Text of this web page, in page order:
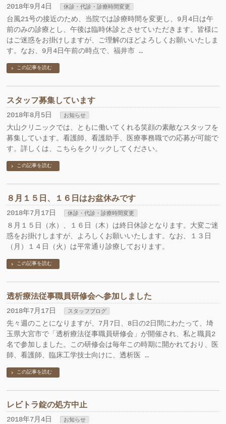
2018年9月4日 休診・代診・診療時間変更
台風21号の接近のため、当院では診療時間を変更し、9月4日は午
前のみの診療とし、午後は臨時休診とさせていただきます。皆様に
はご迷惑をお掛けしますが、ご理解のほどよろしくお願いいたしま
す。なお、9月4日午前の時点で、福井市 …
この記事を読む
スタッフ募集しています
2018年8月5日 お知らせ
大山クリニックでは、ともに働いてくれる笑顔の素敵なスタッフを
募集しています。看護師、看護助手、医療事務職での応募が可能で
す。詳しくは、こちらをクリックしてください。
この記事を読む
８月１５日、１６日はお盆休みです
2018年7月17日 休診・代診・診療時間変更
８月１５日（水）、１６日（木）は終日休診となります。大変ご迷
惑をお掛けしますが、よろしくお願いいたします。なお、１３日
（月）１４日（火）は平常通り診療しております。
この記事を読む
透析療法従事職員研修会へ参加しました
2018年7月17日 スタッフブログ
先々週のことになりますが、7月7日、8日の2日間にわたって、埼
玉県大宮市で「透析療法従事職員研修会」が開催され、私と職員2
名で参加しました。この研修会は毎年この時期に開かれており、医
師、看護師、臨床工学技士向けに、透析医 …
この記事を読む
レビトラ錠の処方中止
2018年7月4日 お知らせ